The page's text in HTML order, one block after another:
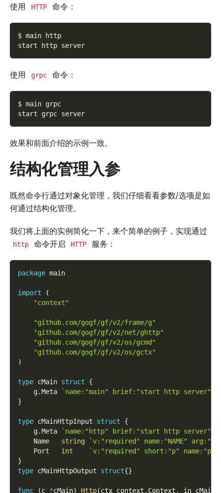
使用 HTTP 命令：
$ main http
start http server
使用 grpc 命令：
$ main grpc
start grpc server
效果和前面介绍的示例一致。
结构化管理入参
既然命令行通过对象化管理，我们仔细看看参数/选项是如
何通过结构化管理。
我们将上面的实例简化一下，来个简单的例子，实现通过
http 命令开启 HTTP 服务：
package main
import
(
"context"
"github.com/gogf/gf/v2/frame/g"
"github.com/gogf/gf/v2/net/ghttp"
"github.com/gogf/gf/v2/os/gcmd"
"github.com/gogf/gf/v2/os/gctx"
)
type cMain struct
{
    g
.Meta
`name:"main" brief:"start http server"`
}
type cMainHttpInput struct
{
    g
.Meta
`name:"http" brief:"start http server"`
    Name
string
`v:"required" name:"NAME"
    Port
int
`v:"required" short:"p"
}
type cMainHttpOutput struct{}
func (c *cMain) Http(ctx context . Context , in